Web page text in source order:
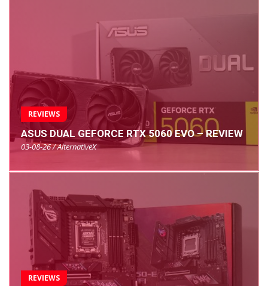
REVIEWS
ASUS DUAL GEFORCE RTX 5060 EVO – REVIEW